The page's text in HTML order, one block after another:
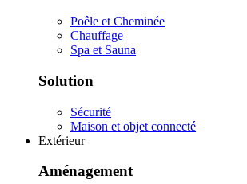
Poêle et Cheminée
Chauffage
Spa et Sauna
Solution
Sécurité
Maison et objet connecté
Extérieur
Aménagement